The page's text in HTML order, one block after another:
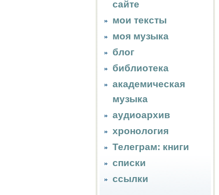
сайте
мои тексты
моя музыка
блог
библиотека
академическая
музыка
аудиоархив
хронология
Телеграм: книги
списки
ссылки